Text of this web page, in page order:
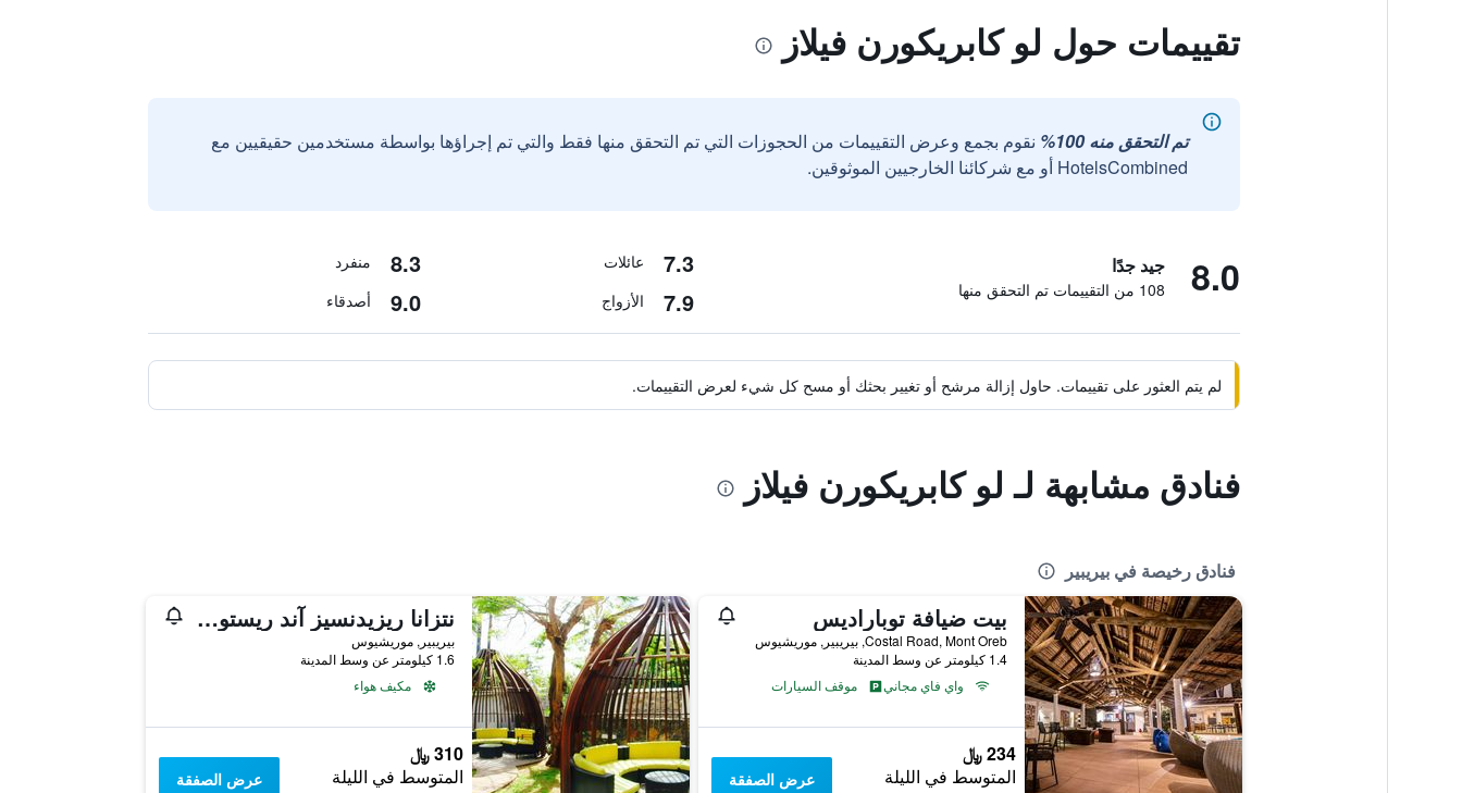
تقييمات حول لو كابريكورن فيلاز
تم التحقق منه 100%
نقوم بجمع وعرض التقييمات من الحجوزات التي تم التحقق منها فقط والتي تم إجراؤها بواسطة مستخدمين حقيقيين مع
HotelsCombined أو مع شركائنا الخارجيين الموثوقين.
8.0 جيد جدًا
108 من التقييمات تم التحقق منها
7.3 عائلات 8.3 منفرد
7.9 الأزواج 9.0 أصدقاء
لم يتم العثور على تقييمات. حاول إزالة مرشح أو تغيير بحثك أو مسح كل شيء لعرض التقييمات.
فنادق مشابهة لـ لو كابريكورن فيلاز
فنادق رخيصة في بيريبير
بيت ضيافة توباراديس
Costal Road, Mont Oreb, بيريبير, موريشيوس
1.4 كيلومتر عن وسط المدينة
واي فاي مجاني
موقف السيارات
234 ﷼
المتوسط في الليلة عرض الصفقة
نتزانا ريزيدنسيز آند ريستورانت
بيريبير, موريشيوس
1.6 كيلومتر عن وسط المدينة
مكيف هواء
310 ﷼
المتوسط في الليلة عرض الصفقة